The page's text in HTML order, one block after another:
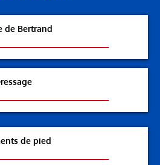
de Bertrand
de pied